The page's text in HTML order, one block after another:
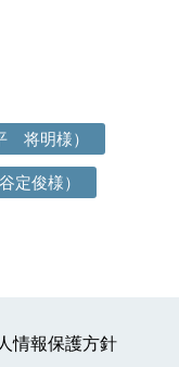
将明様）
定俊様）
情報保護方針